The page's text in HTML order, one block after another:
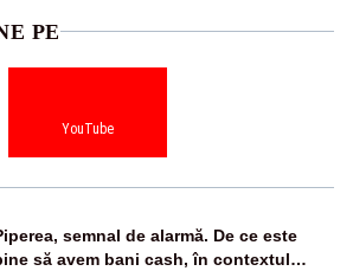
PE
YouTube
semnal de alarmă. De ce este
să avem bani cash, în contextul